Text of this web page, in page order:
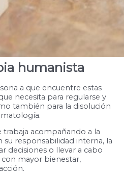
humanista
a que encuentre estas
necesita para regularse y
también para la disolución
trabaja acompañando a la
responsabilidad interna, la
decisiones o llevar a cabo
con mayor bienestar,